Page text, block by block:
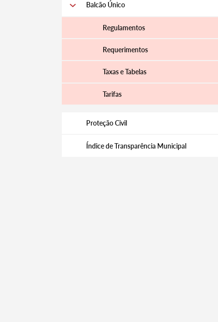
Termo de Pesquisa
Categorias gerais
Filtros
Balcão Único
Regulamentos
Requerimentos
Taxas e Tabelas
Tarifas
Proteção Civil
Índice de Transparência Municipal